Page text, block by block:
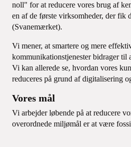
noll" for at reducere vores brug af
en af de første virksomheder, der fik
(Svanemærket).
Vi mener, at smartere og mere
kommunikationstjenester bidrager til
Vi kan allerede se, hvordan vores
reduceres på grund af digitalisering
Vores mål
Vi arbejder løbende på at reducere
overordnede miljømål er at være